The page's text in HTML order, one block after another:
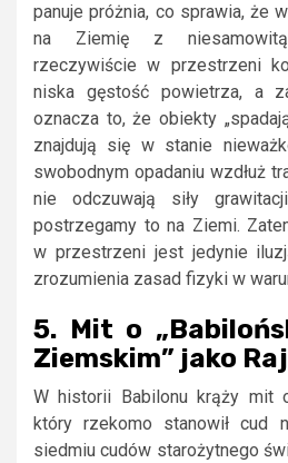
panuje próżnia, co sprawia, że
na Ziemię z
rzeczywiście w przestrzeni
niska gęstość powietrza, a
oznacza to, że obiekty
znajdują się w stanie
swobodnym opadaniu wzdłuż
nie odczuwają siły
postrzegamy to na Ziemi.
w przestrzeni jest jedynie
zrozumienia zasad fizyki w
5. Mit o
Ziemskim” jako
W historii Babilonu krąży mit
który rzekomo stanowił cud
siedmiu cudów starożytnego